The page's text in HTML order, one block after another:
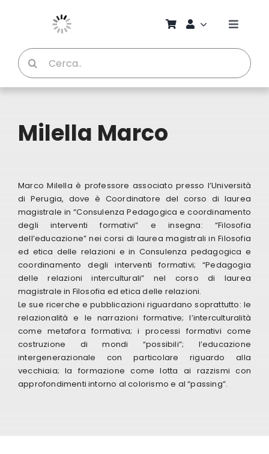
Toggle
Chi
Riviste
Profilo
Cerca
per:
Milella Marco
Marco Milella è professore associato presso l’Università
di Perugia, dove è Coordinatore del corso di laurea
magistrale in “Consulenza Pedagogica e coordinamento
degli interventi formativi” e insegna: “Filosofia
dell’educazione” nei corsi di laurea magistrali in Filosofia
ed etica delle relazioni e in Consulenza pedagogica e
coordinamento degli interventi formativi; “Pedagogia
delle relazioni interculturali” nel corso di laurea
magistrale in Filosofia ed etica delle relazioni.
Le sue ricerche e pubblicazioni riguardano soprattutto: le
relazionalità e le narrazioni formative; l’interculturalità
come metafora formativa; i processi formativi come
costruzione di mondi “possibili”; l’educazione
intergenerazionale con particolare riguardo alla
vecchiaia; la formazione come lotta ai razzismi con
approfondimenti intorno al colorismo e al “passing”.